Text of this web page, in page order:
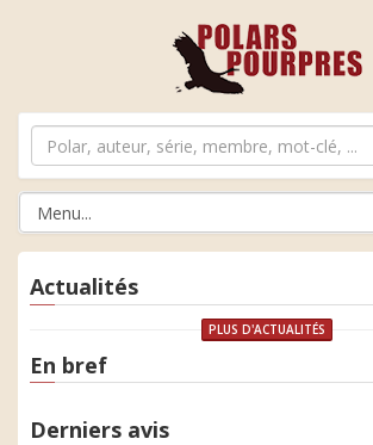
Actualités
PLUS D'ACTUALITÉS
En bref
Derniers avis